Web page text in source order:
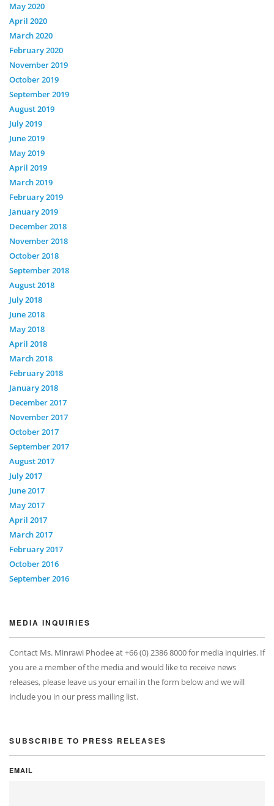
May 2020
April 2020
March 2020
February 2020
November 2019
October 2019
September 2019
August 2019
July 2019
June 2019
May 2019
April 2019
March 2019
February 2019
January 2019
December 2018
November 2018
October 2018
September 2018
August 2018
July 2018
June 2018
May 2018
April 2018
March 2018
February 2018
January 2018
December 2017
November 2017
October 2017
September 2017
August 2017
July 2017
June 2017
May 2017
April 2017
March 2017
February 2017
October 2016
September 2016
MEDIA INQUIRIES
Contact Ms. Minrawi Phodee at +66 (0) 2386 8000 for media inquiries. If
you are a member of the media and would like to receive news
releases, please leave us your email in the form below and we will
include you in our press mailing list.
SUBSCRIBE TO PRESS RELEASES
EMAIL